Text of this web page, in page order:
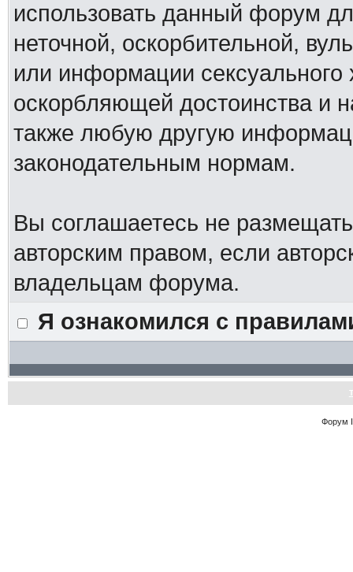
использовать данный форум
неточной, оскорбительной,
или информации
оскорбляющей достоинства и
также любую другую
законодательным нормам.
Вы соглашаетесь не
авторским правом, если
владельцам форума.
Я ознакомился с
Форум